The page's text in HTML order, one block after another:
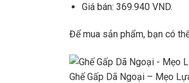
Giá bán: 369.940 VND.
Để mua sản phẩm, bạn có
Ghế Gấp Dã Ngoại – Mẹo